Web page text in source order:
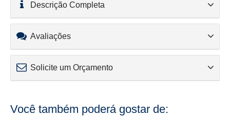
Descrição Completa
Avaliações
Solicite um Orçamento
Você também poderá gostar de: